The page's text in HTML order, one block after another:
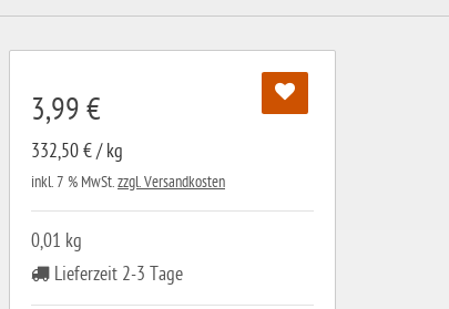
3,99 €
332,50 € / kg
inkl. 7 % MwSt.zzgl. Versandkosten
0,01 kg
Lieferzeit 2-3 Tage